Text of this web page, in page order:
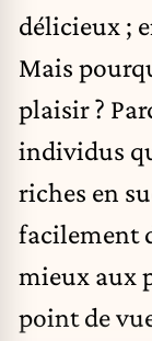
délicieux ;
Mais
plaisir ?
individus
riches en
facilement
mieux aux
point de